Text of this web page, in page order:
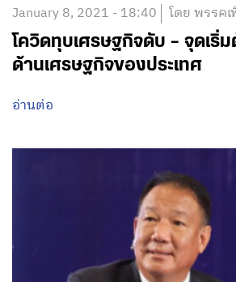
January 8, 2021 - 18:40 โดย พรรค
โควิดทุบเศรษฐกิจดับ – จุดเริ่
ด้านเศรษฐกิจของประเทศ
อ่านต่อ